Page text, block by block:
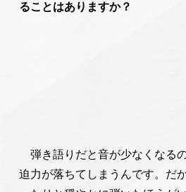
ることはありますか？
弾き語りだと音が少なくなる
迫力が落ちてしまうんです。だ